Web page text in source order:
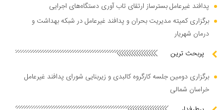
پدافند غیرعامل بسترساز ارتقای تاب آوری دستگاه‌های اجرایی
برگزاری کمیته مدیریت بحران و پدافند غیرعامل در شبکه بهداشت و
درمان شهریار
پربحث ترین
برگزاری دومین جلسه کارگروه کالبدی و زیربنایی شورای پدافند غیرعامل
خراسان شمالی